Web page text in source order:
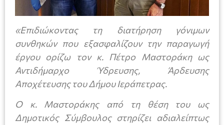
«Επιδιώκοντας τη διατήρηση γόνιμων
συνθηκών που εξασφαλίζουν την παραγωγή
έργου ορίζω τον κ. Πέτρο Μαστοράκη ως
Αντιδήμαρχο Ύδρευσης, Άρδευσης
Αποχέτευσης του Δήμου Ιεράπετρας.
Ο κ. Μαστοράκης από τη θέση του ως
Δημοτικός Σύμβουλος στηρίζει αδιαλείπτως